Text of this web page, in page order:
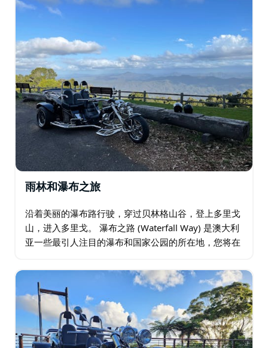
行…
雨林和瀑布之旅
沿着美丽的瀑布路行驶，穿过贝林格山谷，登上多里戈
山，进入多里戈。 瀑布之路 (Waterfall Way) 是澳大利
亚一些最引人注目的瀑布和国家公园的所在地，您将在
拉德瀑布 …